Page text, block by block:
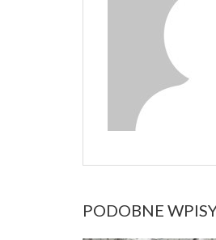
PODOBNE